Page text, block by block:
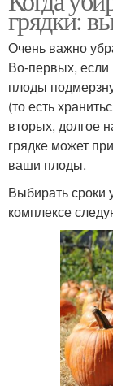
грядки:
Очень важно
Во-первых, если
плоды
(то есть
вторых, долгое
грядке может
ваши плоды.
Выбирать сроки
комплексе